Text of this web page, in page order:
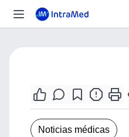
Noticias médicas